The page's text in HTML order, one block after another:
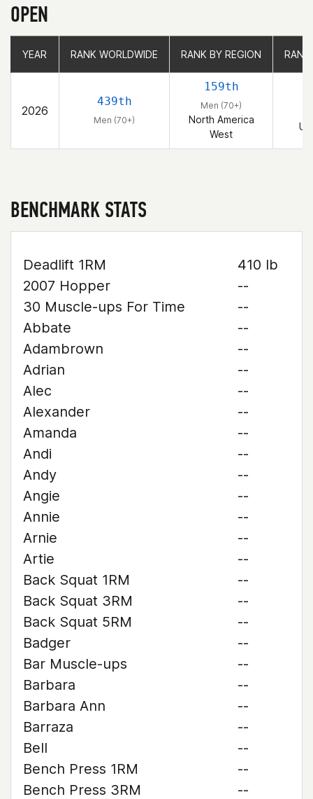
OPEN
YEAR RANK WORLDWIDE RANK BY REGION
2026
439th
Men (70+)
159th
Men (70+)
North America
West
YEAR RANK WORLDWIDE RANK BY REGION
BENCHMARK STATS
Deadlift 1RM
410 lb
2007 Hopper
--
30 Muscle-ups For Time
--
Abbate
--
Adambrown
--
Adrian
--
Alec
--
Alexander
--
Amanda
--
Andi
--
Andy
--
Angie
--
Annie
--
Arnie
--
Artie
--
Back Squat 1RM
--
Back Squat 3RM
--
Back Squat 5RM
--
Badger
--
Bar Muscle-ups
--
Barbara
--
Barbara Ann
--
Barraza
--
Bell
--
Bench Press 1RM
--
Bench Press 3RM
--